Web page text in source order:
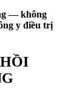
— không
y điều trị